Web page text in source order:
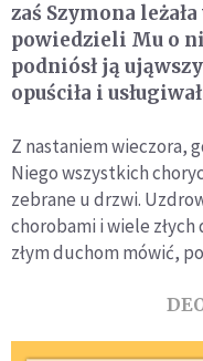
zaś Szymona
powiedzieli Mu o
podniósł ją
opuściła i
Z nastaniem wieczora,
Niego wszystkich
zebrane u drzwi.
chorobami i wiele
złym duchom mówić,